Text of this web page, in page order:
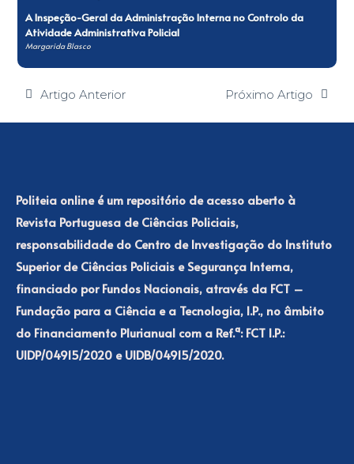
A Inspeção-Geral da Administração Interna no Controlo da
Atividade Administrativa Policial
Margarida Blasco
Artigo Anterior Próximo Artigo
Politeia online é um repositório de acesso aberto à
Revista Portuguesa de Ciências Policiais,
responsabilidade do Centro de Investigação do Instituto
Superior de Ciências Policiais e Segurança Interna,
financiado por Fundos Nacionais, através da FCT –
Fundação para a Ciência e a Tecnologia, I.P., no âmbito
do Financiamento Plurianual com a Ref.ª: FCT I.P.:
UIDP/04915/2020 e UIDB/04915/2020.